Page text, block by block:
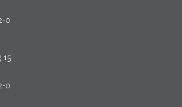
0
15
0
be_lastLoginProvider